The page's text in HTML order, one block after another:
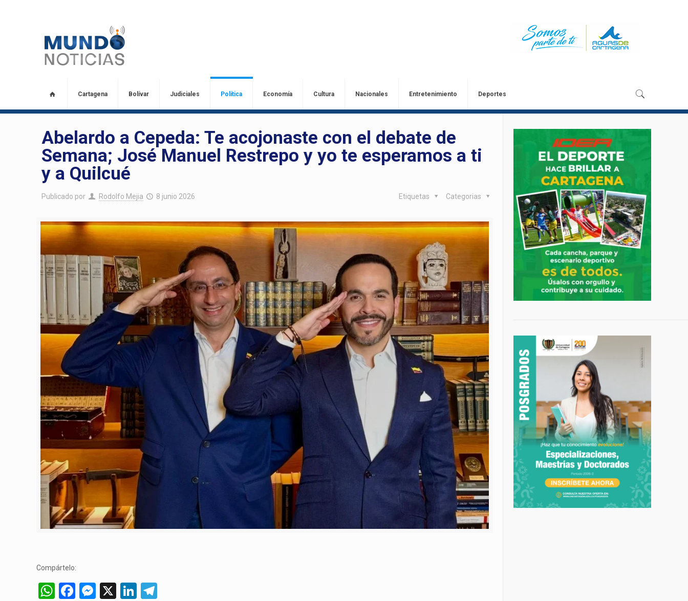
Cartagena Bolívar Judiciales Política Economía Cultura Nacionales Entretenimiento Deportes
Abelardo a Cepeda: Te acojonaste con el debate de
Semana; José Manuel Restrepo y yo te esperamos a ti
y a Quilcué
Publicado por Rodolfo Mejia 8 junio 2026 Categorias
Etiquetas
Compártelo:
WhatsApp
Facebook
Messenger
X LinkedIn